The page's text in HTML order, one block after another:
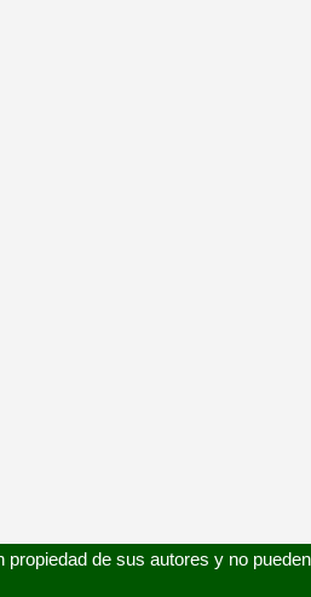
de sus autores y no